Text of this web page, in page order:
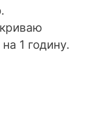
1 годину.